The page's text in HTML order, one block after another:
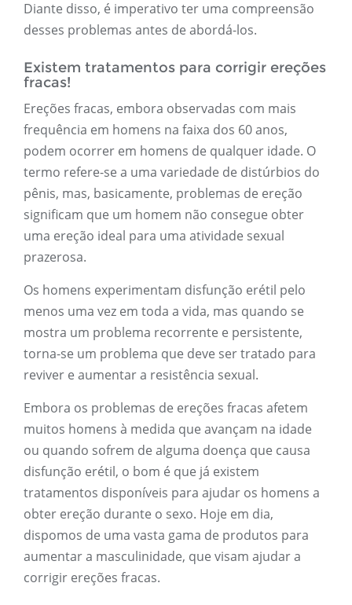
Diante disso, é imperativo ter uma compreensão
desses problemas antes de abordá-los.
Existem tratamentos para corrigir ereções
fracas!
Ereções fracas, embora observadas com mais
frequência em homens na faixa dos 60 anos,
podem ocorrer em homens de qualquer idade. O
termo refere-se a uma variedade de distúrbios do
pênis, mas, basicamente, problemas de ereção
significam que um homem não consegue obter
uma ereção ideal para uma atividade sexual
prazerosa.
Os homens experimentam disfunção erétil pelo
menos uma vez em toda a vida, mas quando se
mostra um problema recorrente e persistente,
torna-se um problema que deve ser tratado para
reviver e aumentar a resistência sexual.
Embora os problemas de ereções fracas afetem
muitos homens à medida que avançam na idade
ou quando sofrem de alguma doença que causa
disfunção erétil, o bom é que já existem
tratamentos disponíveis para ajudar os homens a
obter ereção durante o sexo. Hoje em dia,
dispomos de uma vasta gama de produtos para
aumentar a masculinidade, que visam ajudar a
corrigir ereções fracas.